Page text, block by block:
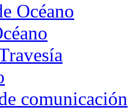
Océano
comunicación